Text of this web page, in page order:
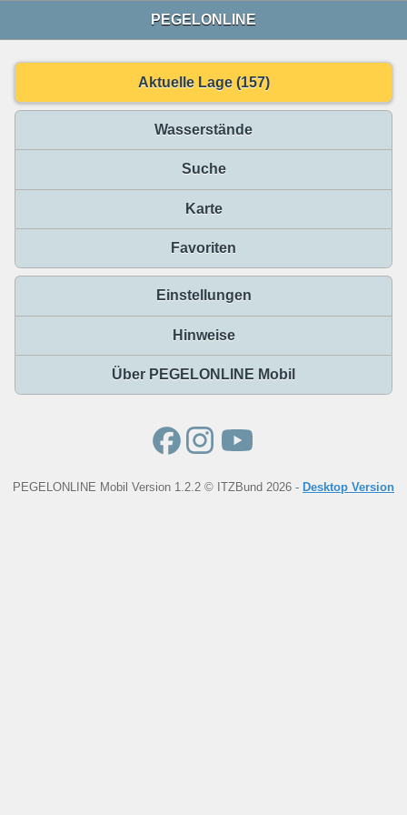
PEGELONLINE
Aktuelle Lage (157)
Wasserstände
Suche
Karte
Favoriten
Einstellungen
Hinweise
Über PEGELONLINE Mobil
PEGELONLINE Mobil Version 1.2.2 © ITZBund 2026 - Desktop Version